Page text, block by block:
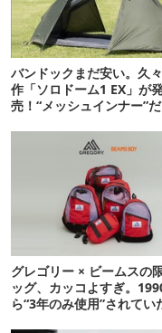
バンドックまだ安い。久
作「ソロドーム1 EX」が
売！“メッシュインナー”
グレゴリー × ビームスの
ッグ、カッコよすぎ。
ら“3年のみ使用”されてい